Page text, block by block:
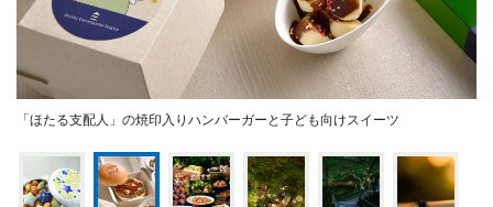
「ほたる支配人」の焼印入りハンバーガーと子ども向けスイーツ